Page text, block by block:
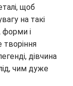
щоб
на такі
форми і
творіння
дівчина
чим дуже